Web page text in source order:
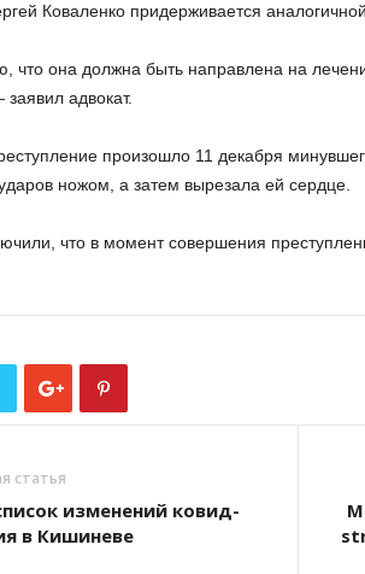
Коваленко придерживается
что она должна быть направлена на
адвокат.
произошло 11 декабря
ножом, а затем вырезала ей сердце.
что в момент совершения
статья
изменений ковид-
в Кишиневе